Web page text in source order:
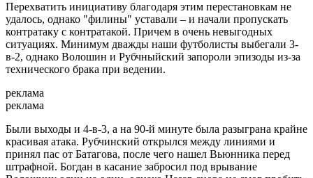
Перехватить инициативу благодаря этим перестановкам не
удалось, однако "филины" уставали – и начали пропускать
контратаку с контратакой. Причем в очень невыгодных
ситуациях. Минимум дважды наши футболисты выбегали 3-
в-2, однако Волошин и Рубчныйский запороли эпизоды из-за
технического брака при ведении.
реклама
реклама
Были выходы и 4-в-3, а на 90-й минуте была разыграна крайне
красивая атака. Рубчинский открылся между линиями и
принял пас от Батагова, после чего нашел Вьюнника перед
штрафной. Богдан в касание забросил под врывание